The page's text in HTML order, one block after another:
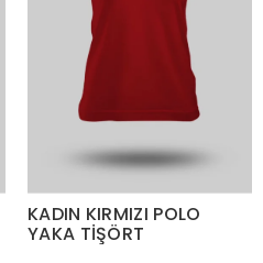
KADIN KIRMIZI POLO
YAKA TİŞÖRT